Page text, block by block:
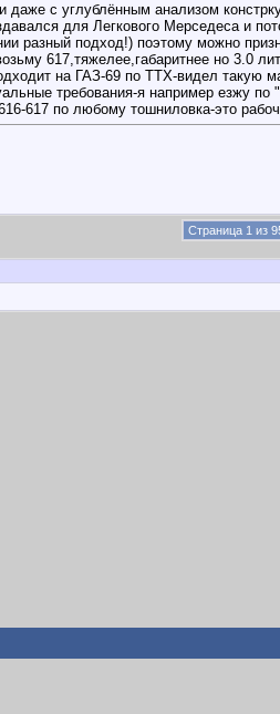
даже с углублённым анализом
для Легкового Мерседеса и
разный подход!) поэтому можно
617,тяжелее,габаритнее но 3.0
на ГАЗ-69 по ТТХ-видел такую
требования-я например езжу по
617 по любому тошниловка-это
Страница 1 из